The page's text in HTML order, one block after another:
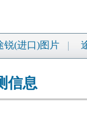
锐(进口)图片
信息